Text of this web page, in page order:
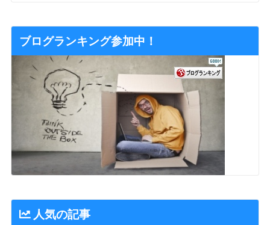
ブログランキング参加中！
人気の記事